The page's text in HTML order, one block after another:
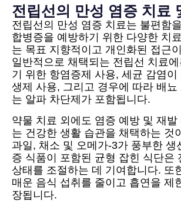
전립선의 만성 염증 치료
전립선의 만성 염증 치료는 불편함
합병증을 예방하기 위한 다양한 치
는 목표 지향적이고 개인화된 접근
일반적으로 채택되는 전립선 치료에
기 위한 항염증제 사용, 세균 감염
생제 사용, 그리고 경우에 따라 배뇨
는 알파 차단제가 포함됩니다.
약물 치료 외에도 염증 예방 및 재
는 건강한 생활 습관을 채택하는 것
과일, 채소 및 오메가-3가 풍부한 생
증 식품이 포함된 균형 잡힌 식단은
상태를 조절하는 데 기여합니다. 또
매운 음식 섭취를 줄이고 흡연을 제
장됩니다.